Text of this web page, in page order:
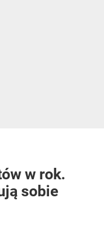
w rok.
sobie